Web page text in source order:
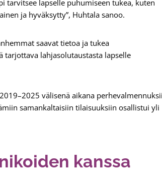
tarvitsee lapselle puhumiseen tukea, kuten
ja hyväksytty”, Huhtala sanoo.
saavat tietoa ja tukea
tarjottava lahjasolutaustasta lapselle
välisenä aikana
samankaltaisiin tilaisuuksiin osallistui yli
kanssa